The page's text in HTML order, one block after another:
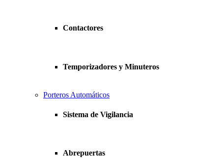
Contactores
Temporizadores y Minuteros
Porteros Automáticos
Sistema de Vigilancia
Abrepuertas